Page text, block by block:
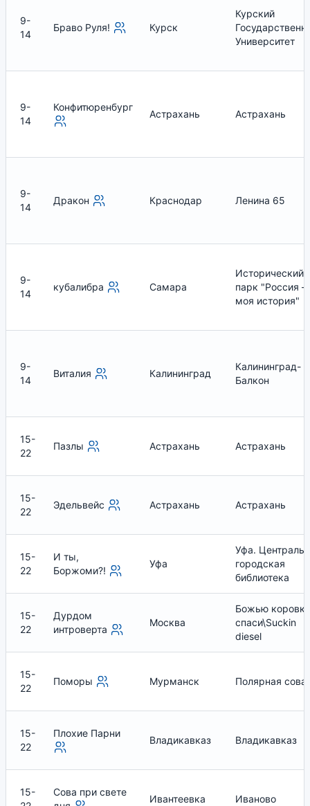
9-
14
Браво Руля! Курск
Курский
Университет
9-
14
Конфитюренбург
Астрахань Астрахань
9-
14
Дракон Краснодар Ленина 65
9-
14
кубалибра Самара
Исторический
парк "Россия –
моя история"
9-
14
Виталия Калининград
Калининград-
Балкон
15-
22
Пазлы Астрахань Астрахань
15-
22
Эдельвейс Астрахань Астрахань
15-
22
И ты,
Боржоми?!
Уфа
Уфа.
городская
библиотека
15-
22
Дурдом
интроверта
Москва
Божью коровку
спаси\Suckin
diesel
15-
22
Поморы Мурманск Полярная сова
15-
22
Плохие Парни
Владикавказ Владикавказ
15-
Сова при свете
Ивантеевка Иваново